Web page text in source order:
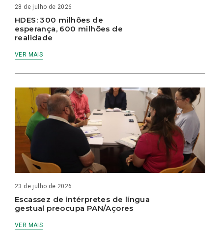
28 de julho de 2026
HDES: 300 milhões de
esperança, 600 milhões de
realidade
VER MAIS
23 de julho de 2026
Escassez de intérpretes de língua
gestual preocupa PAN/Açores
VER MAIS